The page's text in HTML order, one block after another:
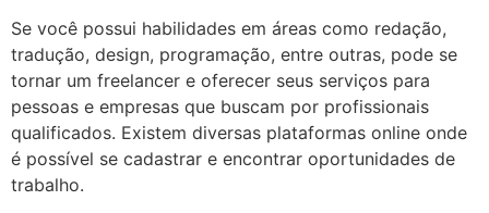
Se você possui habilidades em áreas como redação,
tradução, design, programação, entre outras, pode se
tornar um freelancer e oferecer seus serviços para
pessoas e empresas que buscam por profissionais
qualificados. Existem diversas plataformas online onde
é possível se cadastrar e encontrar oportunidades de
trabalho.